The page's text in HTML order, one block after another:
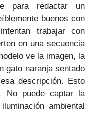
para redactar un
buenos con
trabajar con
en una secuencia
ve la imagen, la
gato naranja sentado
descripción. Esto
No puede captar la
ambiental